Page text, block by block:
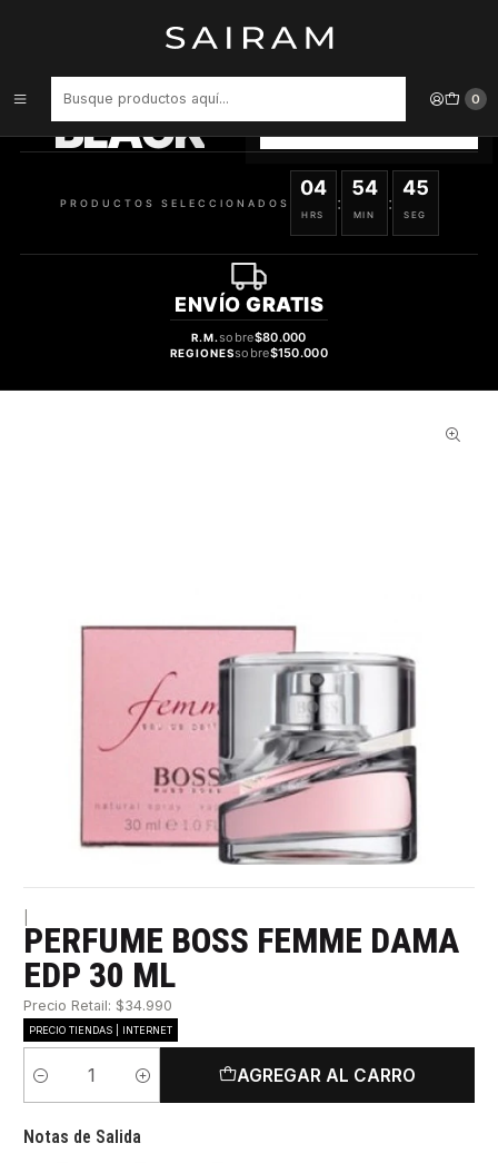
0
BLACK VER OFERTAS
PRODUCTOS SELECCIONADOS
04
HRS
:
54
MIN
:
44
SEG
ENVÍO GRATIS
R.M.sobre$80.000
REGIONESsobre$150.000
PERFUME BOSS FEMME DAMA
EDP 30 ML
Precio Retail: $34.990
PRECIO TIENDAS | INTERNET
Cantidad
AGREGAR AL CARRO
Notas de Salida